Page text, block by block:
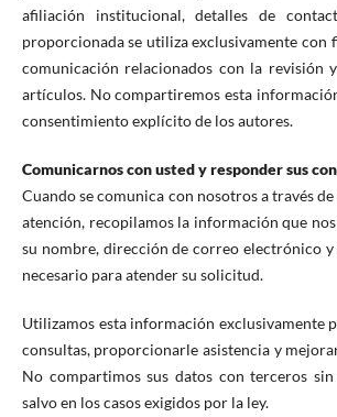
afiliación institucional, detalles de
proporcionada se utiliza exclusivamente con
comunicación relacionados con la revisión
artículos. No compartiremos esta
consentimiento explícito de los autores.
Comunicarnos con usted y responder sus
Cuando se comunica con nosotros a través
atención, recopilamos la información que
su nombre, dirección de correo electrónico
necesario para atender su solicitud.
Utilizamos esta información exclusivamente
consultas, proporcionarle asistencia y
No compartimos sus datos con terceros
salvo en los casos exigidos por la ley.